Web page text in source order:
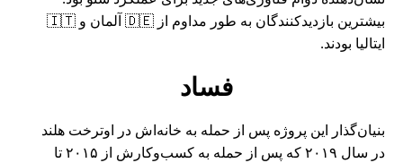
بیشترین بازدیدکنندگان به طور مداوم از 🇩🇪 آلمان و 🇮🇹
ایتالیا بودند.
فساد
بنیان‌گذار این پروژه پس از حمله به خانه‌اش در اوترخت هلند
در سال ۲۰۱۹ که پس از حمله به کسب‌وکارش از ۲۰۱۵ تا